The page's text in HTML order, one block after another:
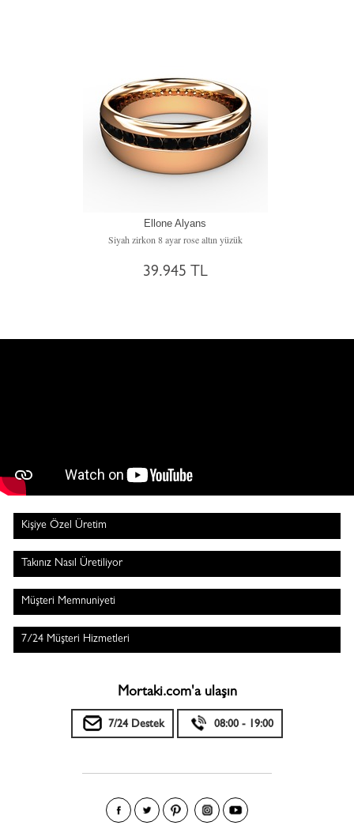
Ellone Alyans
Siyah zirkon 8 ayar rose altın yüzük
39.945 TL
Kişiye Özel Üretim
Takınız Nasıl Üretiliyor
Müşteri Memnuniyeti
7/24 Müşteri Hizmetleri
Mortaki.com'a ulaşın
7/24 Destek 08:00 - 19:00